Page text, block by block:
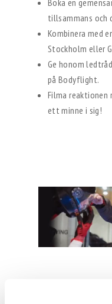
tillsammans och
Kombinera med
Stockholm eller
Ge honom
på Bodyflight.
Filma reaktionen
ett minne i sig!